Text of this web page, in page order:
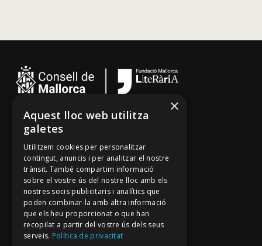
Cançoner
Tradicionari
Arxiu Oral
Contacte
Segueix-nos
Mallorca Oral, un projecte de
×
Aquest lloc web utilitza
galetes
Utilitzem cookies per personalitzar
contingut, anuncis i per analitzar el nostre
trànsit. També compartim informació
sobre el vostre ús del nostre lloc amb els
nostres socis publicitaris i analítics que
poden combinar-la amb altra informació
que els heu proporcionat o que han
recopilat a partir del vostre ús dels seus
serveis. Política de privacitat